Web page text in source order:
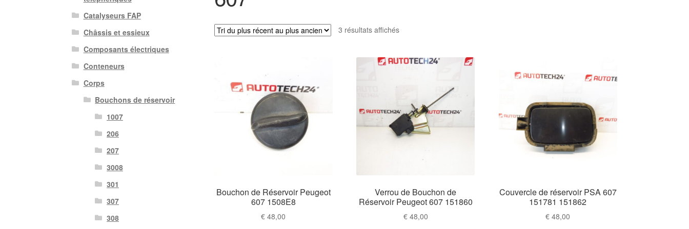
3 résultats affichésTrié
récent
Bouchon de Réservoir Peugeot
607 1508E8
€ 48,00
Verrou de Bouchon de
Réservoir Peugeot 607 151860
€48,00
Couvercle de réservoir PSA 607
151781 151862
€ 48,00
Catalyseurs FAP
Châssis et essieux
Composants électriques
Conteneurs
Corps
Bouchons de réservoir
1007
206
207
3008
301
307
308